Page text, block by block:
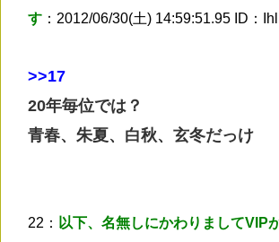
す ：2012/06/30(土) 14:59:51.95 ID：
>>17
20年毎位では？
青春、朱夏、白秋、玄冬だっけ
22： 以下、名無しにかわりましてVIP